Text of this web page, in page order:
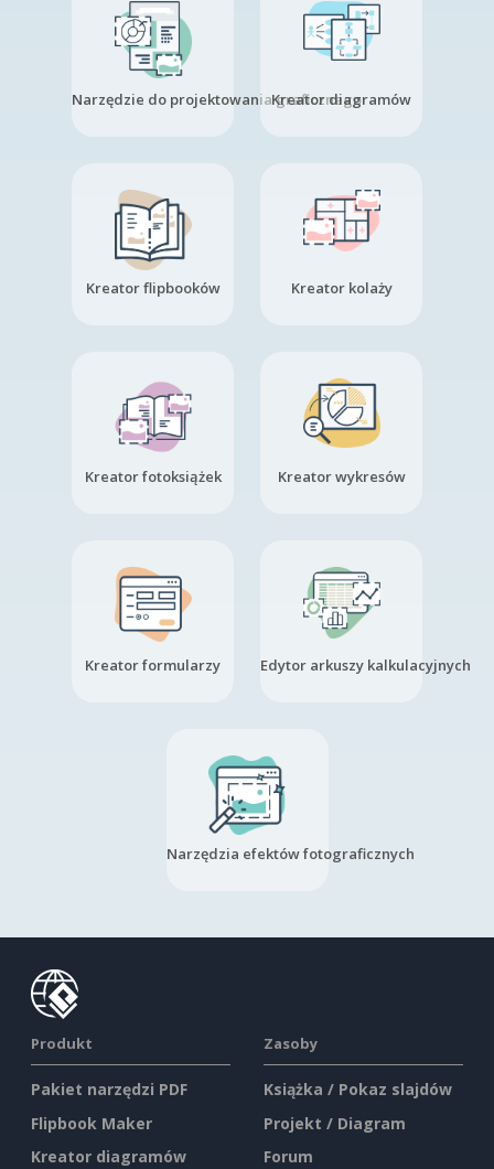
Narzędzie do projektowania graficznego
Kreator diagramów
Kreator flipbooków Kreator kolaży
Kreator fotoksiążek Kreator wykresów
Kreator formularzy Edytor arkuszy kalkulacyjnych
Narzędzia efektów fotograficznych
Produkt
Pakiet narzędzi PDF
Flipbook Maker
Kreator diagramów
Zasoby
Książka / Pokaz slajdów
Projekt / Diagram
Forum